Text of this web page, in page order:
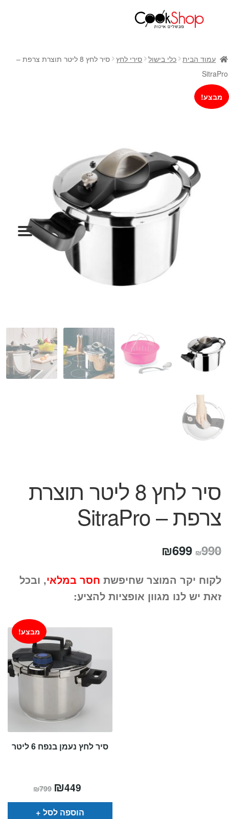
חנות
כלי בישול
סירים
מחבתות
כלי הגשה ואירוח
אחסון למטבח
סכינים
אפייה
קפה ותה
גיפט קארד
המותגים שלנו
מתנות לחנוכת בית
מתנות למטבח
תשלום
עמוד הבית כלי בישול סירי לחץ
סיר לחץ 8 ליטר תוצרת צרפת –
SitraPro
מבצע!
סיר לחץ 8 ליטר תוצרת
צרפת – SitraPro
₪990 המחיר
היה:
₪990.
₪699
הוא:
₪699.
לקוח יקר המוצר שחיפשת חסר במלאי, ובכל
זאת יש לנו מגוון אופציות להציע:
סיר לחץ נעמן בנפח 6 ליטר
מבצע!
₪799 המחיר
המקורי
היה:
₪799.
₪449
הוא:
הוספה לסל